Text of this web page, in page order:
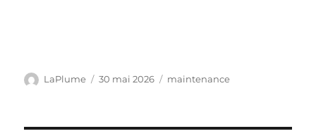
Auteur
LaPlume
Publié
30 mai 2026 Catégories
maintenance